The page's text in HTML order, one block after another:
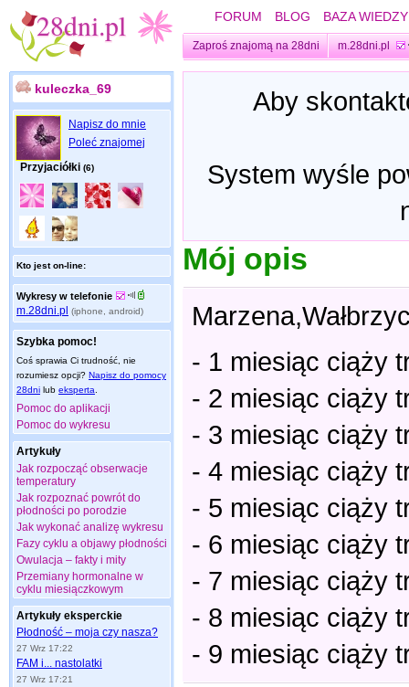
FORUM BLOG BAZA WIEDZY
Zaproś znajomą na 28dni m.28dni.pl
kuleczka_69
Napisz do mnie
Poleć znajomej
Przyjaciółki (6)
Kto jest on-line:
Wykresy w telefonie
m.28dni.pl (iphone, android)
Szybka pomoc!
Coś sprawia Ci trudność, nie
rozumiesz opcji? Napisz do pomocy
28dni lub eksperta
Pomoc do aplikacji
Pomoc do wykresu
Artykuły
Jak rozpocząć obserwacje
temperatury
Jak rozpoznać powrót do
płodności po porodzie
Jak wykonać analizę wykresu
Fazy cyklu a objawy płodności
Owulacja – fakty i mity
Przemiany hormonalne w
cyklu miesiączkowym
Artykuły eksperckie
Płodność – moja czy nasza?
27 Wrz 17:22
FAM i... nastolatki
27 Wrz 17:21
Aby
System wyśle
Mój opis
- 1 miesiąc ciąży
- 2 miesiąc ciąży
- 3 miesiąc ciąży
- 4 miesiąc ciąży
- 5 miesiąc ciąży
- 6 miesiąc ciąży
- 7 miesiąc ciąży
- 8 miesiąc ciąży
- 9 miesiąc ciąży